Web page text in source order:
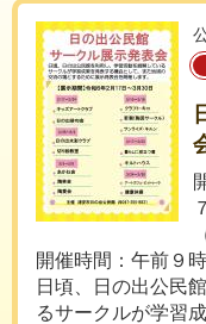
開催時間：午前９
日頃、日の出公民
るサークルが学習